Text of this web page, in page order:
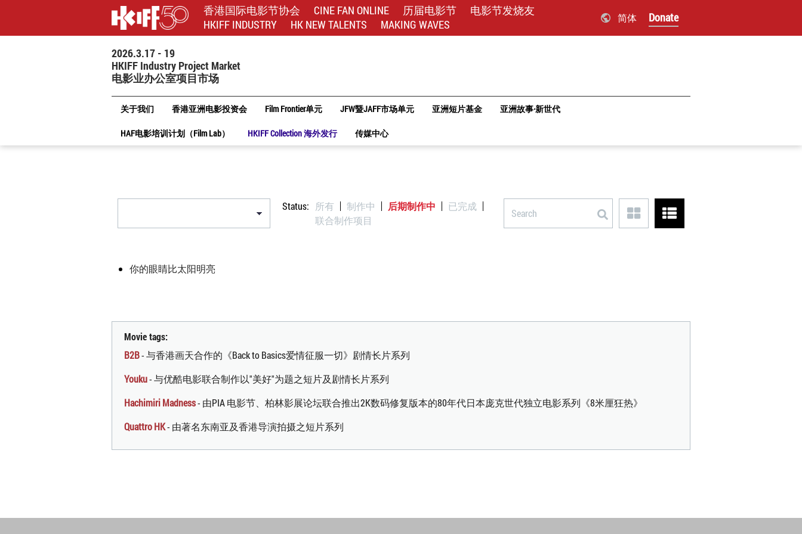
香港国际电影节协会 CINE FAN ONLINE 历届电影节
电影节发烧友
HKIFF INDUSTRY
HK NEW TALENTS MAKING WAVES 简体 Donate
2026.3.17 - 19
HKIFF Industry Project Market
电影业办公室项目市场
关于我们 香港亚洲电影投资会 Film Frontier单元 JFW暨JAFF市场单元 亚洲短片基金 亚洲故事·新世代
HAF电影培训计划（Film Lab） HKIFF Collection 海外发行 传媒中心
Status: 所有 制作中 后期制作中
已完成
联合制作项目
你的眼睛比太阳明亮
Movie tags:
B2B- 与香港画天合作的《Back to Basics爱情征服一切》剧情长片系列
Youku- 与优酷电影联合制作以"美好"为题之短片及剧情长片系列
Hachimiri Madness- 由PIA 电影节、柏林影展论坛联合推出2K数码修复版本的80年代日本庞克世代独立电影系列《8米厘狂热》
Quattro HK- 由著名东南亚及香港导演拍摄之短片系列